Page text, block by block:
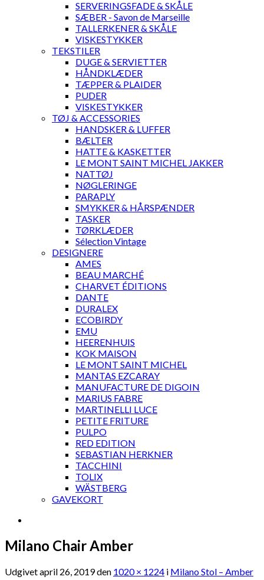
SERVERINGSFADE & SKÅLE
SÆBER - Savon de Marseille
TALLERKENER & SKÅLE
VISKESTYKKER
TEKSTILER
DUGE & SERVIETTER
HÅNDKLÆDER
TÆPPER & PLAIDER
PUDER
VISKESTYKKER
TØJ & ACCESSORIES
HANDSKER & LUFFER
BÆLTER
HATTE & KASKETTER
LE MONT SAINT MICHEL JAKKER
NATTØJ
NØGLERINGE
PARAPLY
SMYKKER & HÅRSPÆNDER
TASKER
TØRKLÆDER
Sélection Vintage
DESIGNERE
AMES
BEAU MARCHÉ
CHARVET ÉDITIONS
DANTE
DURALEX
ECOBIRDY
EMU
HEERENHUIS
KOK MAISON
LE MONT SAINT MICHEL
MANTAS EZCARAY
MANUFACTURE DE DIGOIN
MARIUS FABRE
MARTINELLI LUCE
PETITE FRITURE
PULPO
RED EDITION
SEBASTIAN HERKNER
TACCHINI
TOLIX
WÄSTBERG
GAVEKORT
Milano Chair Amber
Udgivetapril 26, 2019den 1020 × 1224 i Milano Stol – Amber